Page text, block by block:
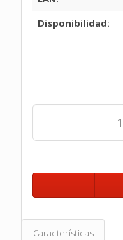
Disponibilidad:
Características